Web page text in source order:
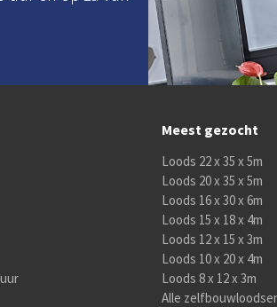
Meest gezocht
Loods 22 x 35 x 5m
Loods 20 x 35 x 5m
Loods 16 x 30 x 6m
Loods 15 x 18 x 4m
Loods 12 x 15 x 3m
Loods 10 x 20 x 4m
Loods 8 x 12 x 3m
Alle